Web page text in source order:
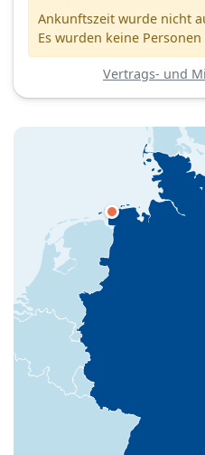
Ankunftszeit wurde nicht
Es wurden keine
Vertrags- und